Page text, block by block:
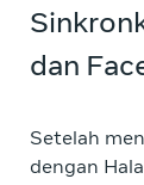
dan
Setelah
dengan